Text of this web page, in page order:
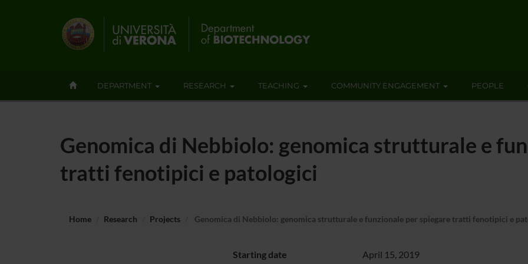
DEPARTMENT RESEARCH TEACHING COMMUNITY ENGAGEMENT PEOPLE
Genomica di Nebbiolo: genomica strutturale e
tratti fenotipici e patologici
Home Research Projects Genomica di Nebbiolo: genomica strutturale e funzionale per spiegare tratti fenotipici e
Starting date
April 15, 2019